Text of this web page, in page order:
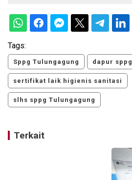
Tags:
Sppg Tulungagung dapur sppg
sertifikat laik higienis sanitasi
slhs sppg Tulungagung
Terkait